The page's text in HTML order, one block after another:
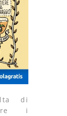
di
i